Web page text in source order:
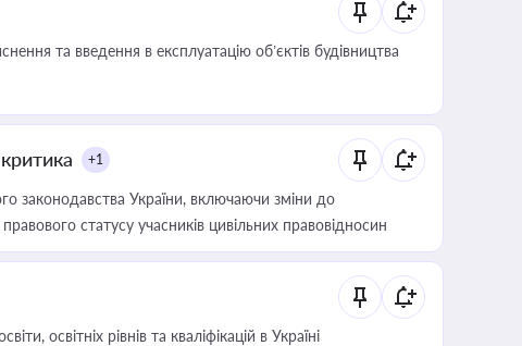
та введення в експлуатацію об’єктів будівництва
+1
законодавства України, включаючи зміни до
статусу учасників цивільних правовідносин
освітніх рівнів та кваліфікацій в Україні